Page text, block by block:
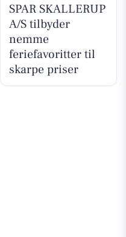
SPAR SKALLERUP
A/S tilbyder
nemme
feriefavoritter til
skarpe priser